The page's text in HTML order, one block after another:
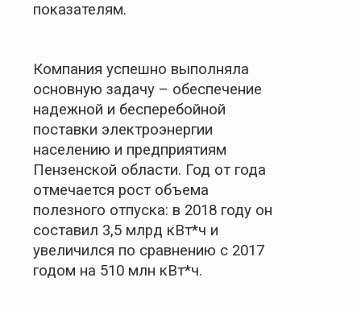
показателям.
Компания успешно выполняла
основную задачу – обеспечение
надежной и бесперебойной
поставки электроэнергии
населению и предприятиям
Пензенской области. Год от года
отмечается рост объема
полезного отпуска: в 2018 году он
составил 3,5 млрд кВт*ч и
увеличился по сравнению с 2017
годом на 510 млн кВт*ч.